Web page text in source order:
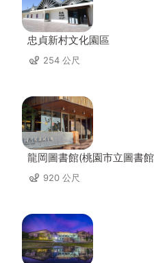
忠貞新村文化園區
254 公尺
龍岡圖書館(桃園市立圖書
920 公尺